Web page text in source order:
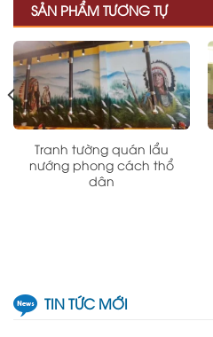
SẢN PHẨM TƯƠNG TỰ
Tranh tường quán lẩu
nướng phong cách thổ
dân
TIN TỨC MỚI